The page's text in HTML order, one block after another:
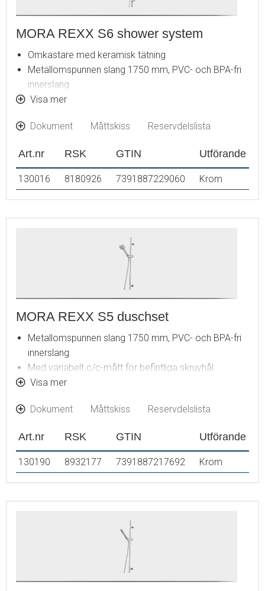
MORA REXX S6 shower system
Omkastare med keramisk tätning
Metallomspunnen slang 1750 mm, PVC- och BPA-fri
innerslang
Med antikalksystemet "Easy-Clean"
Justerbart väggfäste
sidan
Eco (energi- och vattenbesparande handdusch 9
l/min, taksil 12 l/min)
Visa mer
Dokument Måttskiss Reservdelslista
Art.nr RSK GTIN Utförande
130016 8180926 7391887229060 Krom
MORA REXX S5 duschset
Metallomspunnen slang 1750 mm, PVC- och BPA-fri
innerslang
Med variabelt c/c-mått för befintliga skruvhål
Med antikalksystem "Easy-Clean"
l/min)
Visa mer
Dokument Måttskiss Reservdelslista
Art.nr RSK GTIN Utförande
130190 8932177 7391887217692 Krom